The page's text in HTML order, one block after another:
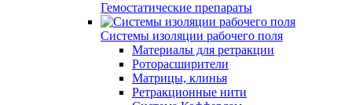
Гемостатические препараты
Системы изоляции рабочего поля
Материалы для ретракции
Роторасширители
Матрицы, клинья
Ретракционные нити